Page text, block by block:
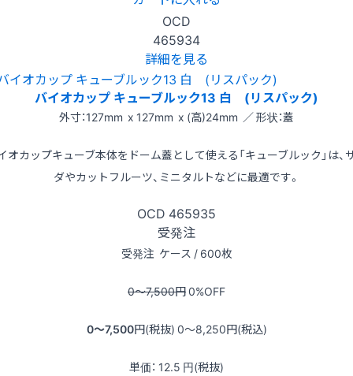
OCD
465934
詳細を見る
バイオカップ キューブルック13 白 (リスパック)
外寸：127mm x 127mm x (高)24mm ／ 形状：蓋
オカップキューブ本体をドーム蓋として使える「キューブルック」は、
ダやカットフルーツ、ミニタルトなどに最適です。
OCD 465935
受発注
受発注 ケース / 600枚
0〜7,500円0%OFF
0〜7,500円(税抜) 0〜8,250円(税込)
単価： 12.5 円(税抜)